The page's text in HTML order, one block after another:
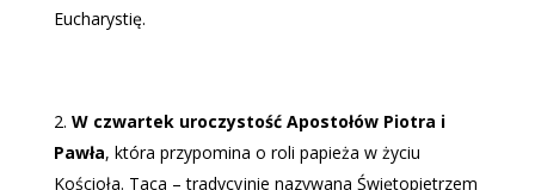
Eucharystię.
W czwartek uroczystość Apostołów Piotra i
Pawła, która przypomina o roli papieża w życiu
Kościoła. Taca – tradycyjnie nazywana Świętopietrzem